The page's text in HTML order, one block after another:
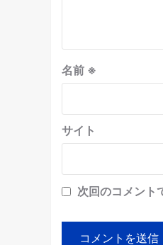
名前 ※
サイト
次回のコメント